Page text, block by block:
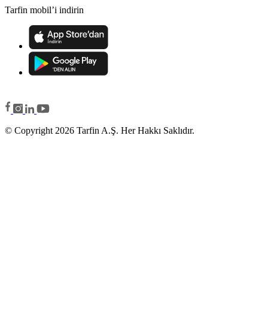
Tarfin mobil’i indirin
© Copyright 2026 Tarfin A.Ş. Her Hakkı Saklıdır.